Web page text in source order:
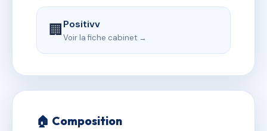
🏢Positivv
Voir la fiche cabinet →
🏠 Composition